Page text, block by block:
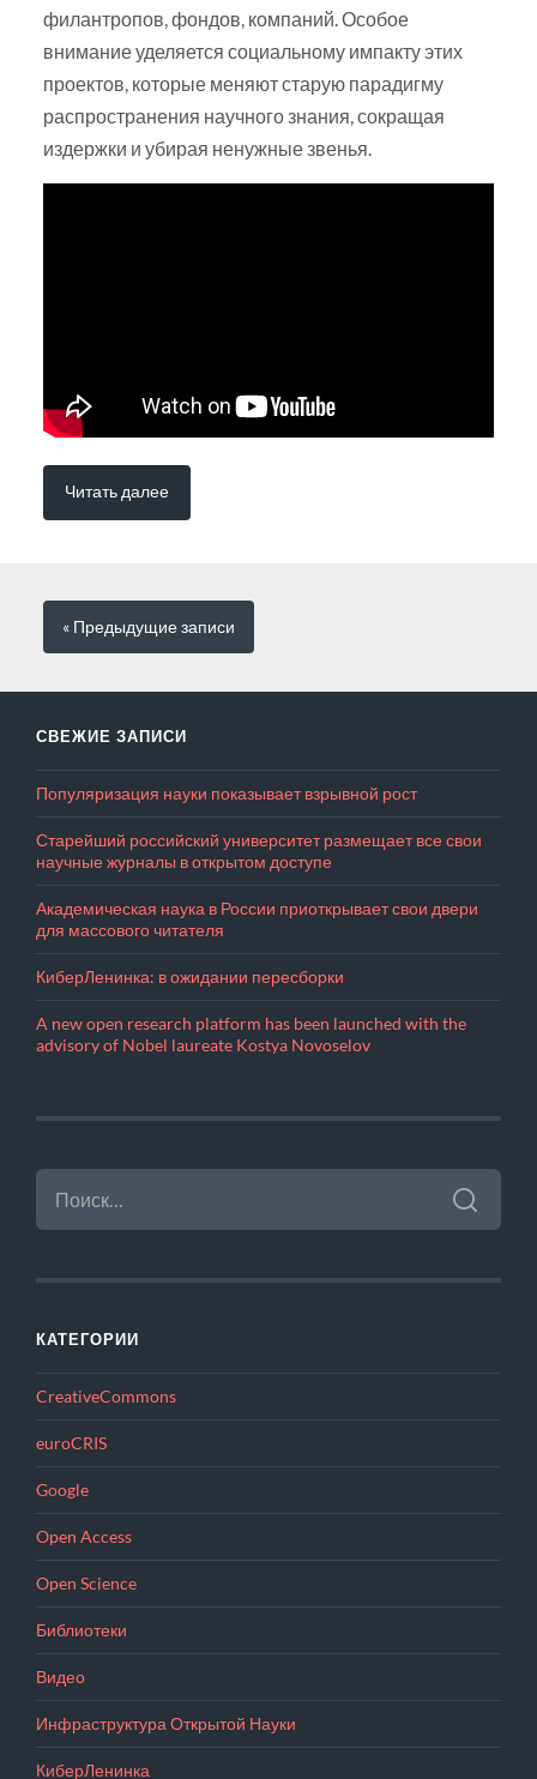
филантропов, фондов, компаний. Особое
внимание уделяется социальному импакту этих
проектов, которые меняют старую парадигму
распространения научного знания, сокращая
издержки и убирая ненужные звенья.
Читать далее
« Предыдущиезаписи
СВЕЖИЕ ЗАПИСИ
Популяризация науки показывает взрывной рост
Старейший российский университет размещает все свои
научные журналы в открытом доступе
Академическая наука в России приоткрывает свои двери
для массового читателя
КиберЛенинка: в ожидании пересборки
A new open research platform has been launched with the
advisory of Nobel laureate Kostya Novoselov
НАЙТИ:
КАТЕГОРИИ
CreativeCommons
euroCRIS
Google
Open Access
Open Science
Библиотеки
Видео
Инфраструктура Открытой Науки
КиберЛенинка